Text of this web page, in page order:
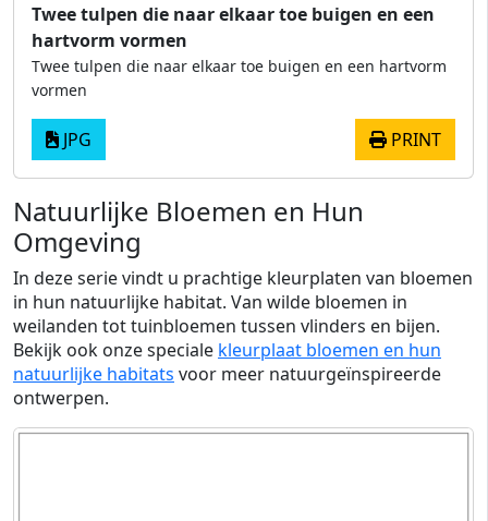
Twee tulpen die naar elkaar toe buigen en een
hartvorm vormen
Twee tulpen die naar elkaar toe buigen en een hartvorm
vormen
JPG PRINT
Natuurlijke Bloemen en Hun
Omgeving
In deze serie vindt u prachtige kleurplaten van bloemen
in hun natuurlijke habitat. Van wilde bloemen in
weilanden tot tuinbloemen tussen vlinders en bijen.
Bekijk ook onze speciale kleurplaat bloemen en hun
natuurlijke habitats voor meer natuurgeïnspireerde
ontwerpen.